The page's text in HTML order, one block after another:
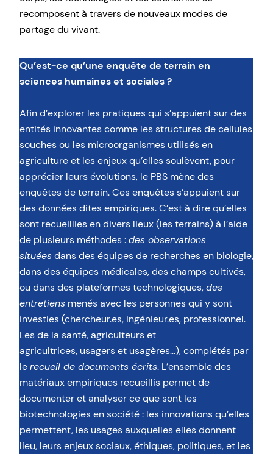
recomposent à travers de nouveaux modes de
partage du vivant.
Qu’est-ce qu’une enquête de terrain en
sciences humaines et sociales ?
Afin d’explorer les pratiques qui s’appuient sur des
entités innovantes comme les structures de cellules
souches ou les microorganismes utilisés en
agriculture et les enjeux qu’elles soulèvent, pour
apprécier leurs évolutions, le PBS mène des
enquêtes de terrain. Ces enquêtes s’appuient sur
des données dites empiriques. C’est à dire qu’elles
sont recueillies en divers lieux (les terrains) à l’aide
de plusieurs méthodes :des observations
situéesdans des équipes de recherches en biologie,
dans des équipes médicales, des champs cultivés,
ou dans des plateformes technologiques,des
entretiens menés avec les personnes qui y sont
investies (chercheur.es, ingénieur.es, professionnel.
Les de la santé, agriculteurs et
agricultrices, usagers et usagères…), complétés par
lerecueil de documents écrits. L’ensemble des
matériaux empiriques recueillis permet de
documenter et analyser ce que sont les
biotechnologies en société : les innovations qu’elles
permettent, les usages auxquelles elles donnent
lieu, leurs enjeux sociaux, éthiques, politiques, et les